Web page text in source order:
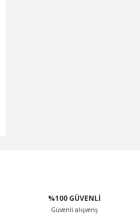
%100 GÜVENLİ
Güvenli alışveriş